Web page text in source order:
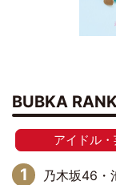
BUBKA
アイドル
乃木坂46・池田瑛紗と中西アル